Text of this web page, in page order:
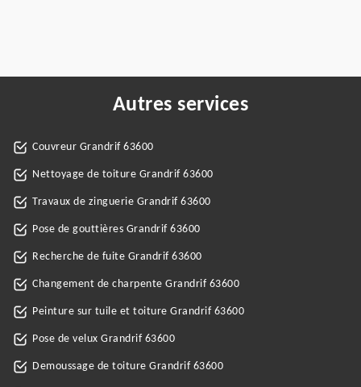
Autres services
Couvreur Grandrif 63600
Nettoyage de toiture Grandrif 63600
Travaux de zinguerie Grandrif 63600
Pose de gouttières Grandrif 63600
Recherche de fuite Grandrif 63600
Changement de charpente Grandrif 63600
Peinture sur tuile et toiture Grandrif 63600
Pose de velux Grandrif 63600
Demoussage de toiture Grandrif 63600